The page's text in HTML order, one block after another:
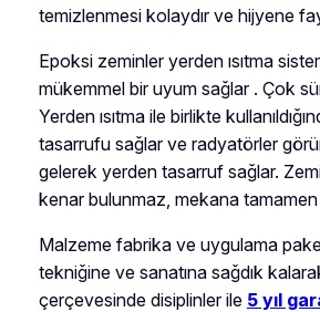
temizlenmesi kolaydır ve hijyene
Epoksi zeminler yerden ısıtma
mükemmel bir uyum sağlar . Çok
Yerden ısıtma ile birlikte
tasarrufu sağlar ve radyatörler
gelerek yerden tasarruf sağlar.
kenar bulunmaz, mekana
Malzeme fabrika ve uygulama
tekniğine ve sanatına sağdık
çerçevesinde disiplinler ile 5 yıl